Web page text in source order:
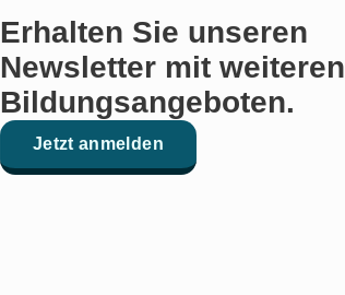
Erhalten Sie unseren
Newsletter mit weiteren
Bildungsangeboten.
Jetzt anmelden